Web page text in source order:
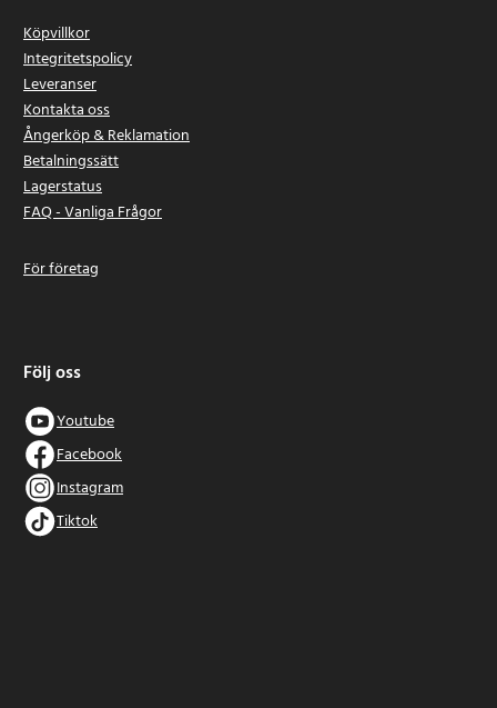
Köpvillkor
Integritetspolicy
Leveranser
Kontakta oss
Ångerköp & Reklamation
Betalningssätt
Lagerstatus
FAQ - Vanliga Frågor
För företag
Följ oss
Youtube
Facebook
Instagram
Tiktok